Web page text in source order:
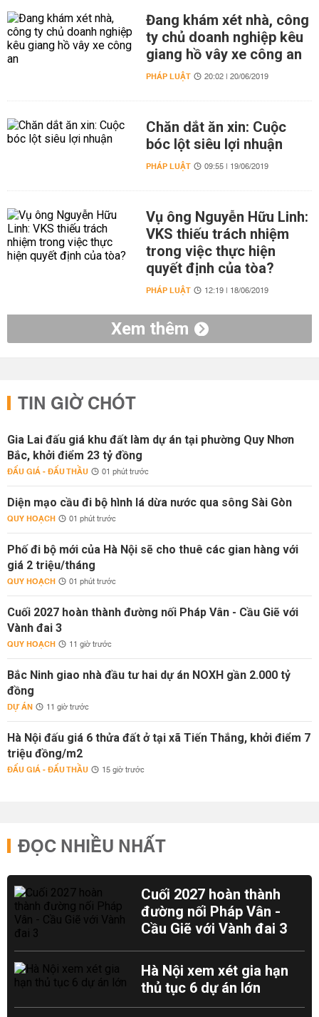
Đang khám xét nhà, công
ty chủ doanh nghiệp kêu
giang hồ vây xe công an
PHÁP LUẬT 20:02 | 20/06/2019
Chăn dắt ăn xin: Cuộc
bóc lột siêu lợi nhuận
PHÁP LUẬT 09:55 | 19/06/2019
Vụ ông Nguyễn Hữu Linh:
VKS thiếu trách nhiệm
trong việc thực hiện
quyết định của tòa?
PHÁP LUẬT 12:19 | 18/06/2019
Xem thêm
TIN GIỜ CHÓT
Gia Lai đấu giá khu đất làm dự án tại phường Quy Nhơn
Bắc, khởi điểm 23 tỷ đồng
ĐẤU GIÁ - ĐẤU THẦU 01 phút trước
Diện mạo cầu đi bộ hình lá dừa nước qua sông Sài Gòn
QUY HOẠCH 01 phút trước
Phố đi bộ mới của Hà Nội sẽ cho thuê các gian hàng với
giá 2 triệu/tháng
QUY HOẠCH 01 phút trước
Cuối 2027 hoàn thành đường nối Pháp Vân - Cầu Giẽ với
Vành đai 3
QUY HOẠCH 11 giờ trước
Bắc Ninh giao nhà đầu tư hai dự án NOXH gần 2.000 tỷ
đồng
DỰ ÁN 11 giờ trước
Hà Nội đấu giá 6 thửa đất ở tại xã Tiến Thắng, khởi điểm 7
triệu đồng/m2
ĐẤU GIÁ - ĐẤU THẦU 15 giờ trước
ĐỌC NHIỀU NHẤT
Cuối 2027 hoàn thành
đường nối Pháp Vân -
Cầu Giẽ với Vành đai 3
Hà Nội xem xét gia hạn
thủ tục 6 dự án lớn